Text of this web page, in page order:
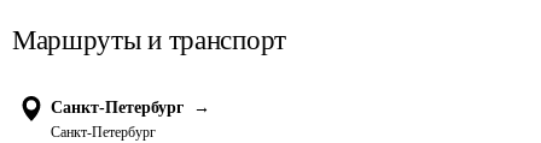
Маршруты и транспорт
Санкт-Петербург →
Санкт-Петербург